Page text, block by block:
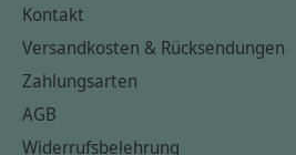
Kontakt
Versandkosten & Rücksendungen
Zahlungsarten
AGB
Widerrufsbelehrung